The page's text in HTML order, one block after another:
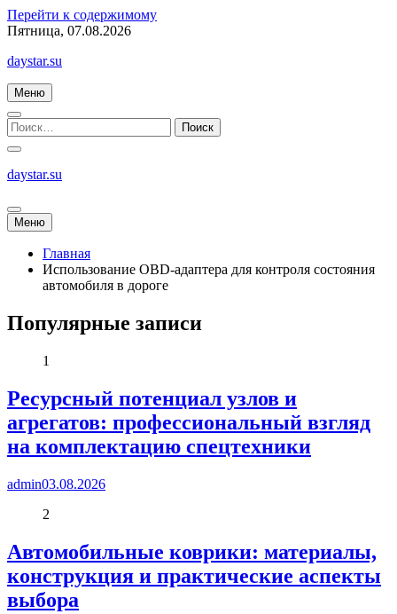
Перейти к содержимому
Пятница, 07.08.2026
daystar.su
Меню
daystar.su
Меню
Главная
Использование OBD-адаптера для контроля состояния
автомобиля в дороге
Популярные записи
1
Ресурсный потенциал узлов и
агрегатов: профессиональный взгляд
на комплектацию спецтехники
admin03.08.2026
2
Автомобильные коврики: материалы,
конструкция и практические аспекты
выбора